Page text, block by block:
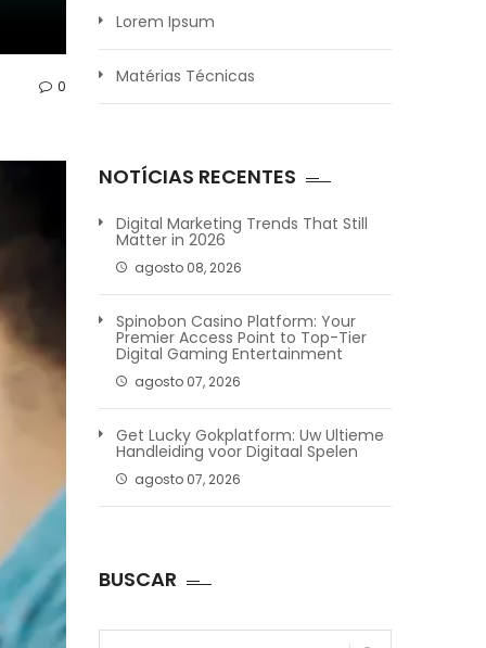
0
Lorem Ipsum
Matérias Técnicas
NOTÍCIAS RECENTES
Digital Marketing Trends That Still
Matter in 2026
agosto 08, 2026
Spinobon Casino Platform: Your
Premier Access Point to Top-Tier
Digital Gaming Entertainment
agosto 07, 2026
Get Lucky Gokplatform: Uw Ultieme
Handleiding voor Digitaal Spelen
agosto 07, 2026
BUSCAR